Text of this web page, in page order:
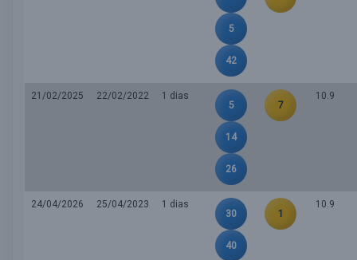
5
42
21/02/2025 22/02/2022
1 dias
5
14
26
7
10.9
24/04/2026 25/04/2023
1 dias
30
40
1
10.9